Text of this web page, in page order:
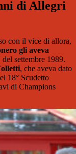
di Allegri
con il vice di allora,
gli aveva
settembre 1989.
, che aveva dato
18° Scudetto
di Champions